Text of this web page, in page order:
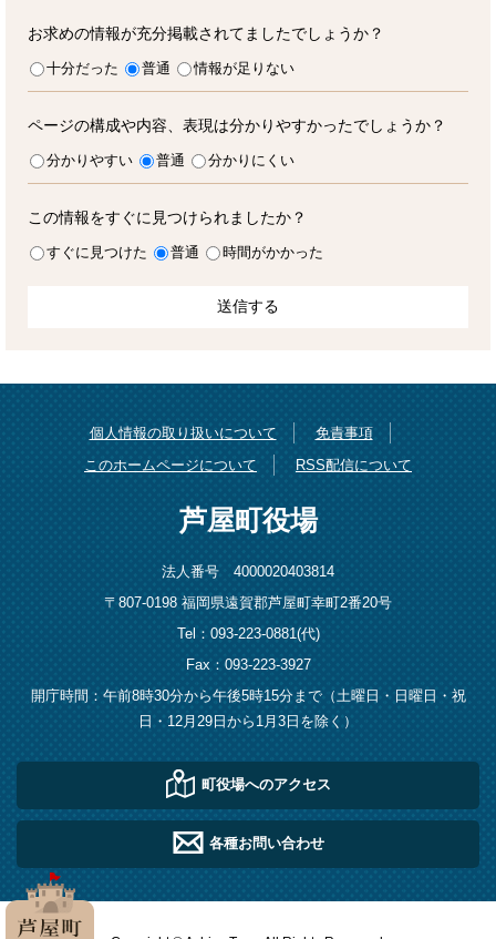
お求めの情報が充分掲載されてましたでしょうか？
十分だった 普通 情報が足りない
ページの構成や内容、表現は分かりやすかったでしょうか？
分かりやすい 普通 分かりにくい
この情報をすぐに見つけられましたか？
すぐに見つけた 普通 時間がかかった
個人情報の取り扱いについて
免責事項
このホームページについて
RSS配信について
芦屋町役場
法人番号 4000020403814
〒807-0198 福岡県遠賀郡芦屋町幸町2番20号
Tel：093-223-0881(代)
Fax：093-223-3927
開庁時間：午前8時30分から午後5時15分まで（土曜日・日曜日・祝
日・12月29日から1月3日を除く）
町役場へのアクセス
各種お問い合わせ